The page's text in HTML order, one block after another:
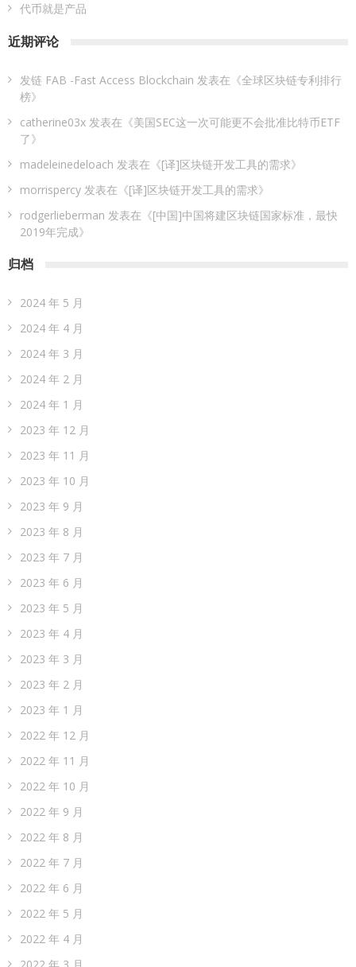
代币就是产品
近期评论
发链 FAB -Fast Access Blockchain 发表在《全球区块链专利排行
榜》
catherine03x 发表在《美国SEC这一次可能更不会批准比特币ETF
了》
madeleinedeloach 发表在《[译]区块链开发工具的需求》
morrispercy 发表在《[译]区块链开发工具的需求》
rodgerlieberman 发表在《[中国]中国将建区块链国家标准，最快
2019年完成》
归档
2024 年 5 月
2024 年 4 月
2024 年 3 月
2024 年 2 月
2024 年 1 月
2023 年 12 月
2023 年 11 月
2023 年 10 月
2023 年 9 月
2023 年 8 月
2023 年 7 月
2023 年 6 月
2023 年 5 月
2023 年 4 月
2023 年 3 月
2023 年 2 月
2023 年 1 月
2022 年 12 月
2022 年 11 月
2022 年 10 月
2022 年 9 月
2022 年 8 月
2022 年 7 月
2022 年 6 月
2022 年 5 月
2022 年 4 月